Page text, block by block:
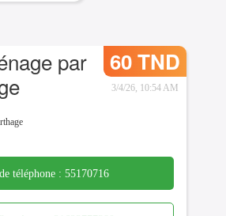
par
60 TND
3/4/26, 10:54 AM
téléphone : 55170716